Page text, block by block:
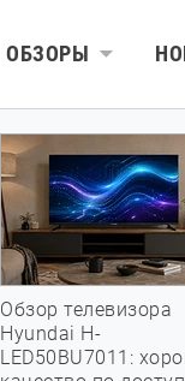
ОБЗОРЫ
Обзор телевизора
Hyundai H-
LED50BU7011: